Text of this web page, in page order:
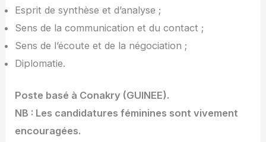
Esprit de synthèse et d’analyse ;
Sens de la communication et du contact ;
Sens de l’écoute et de la négociation ;
Diplomatie.
Poste basé à Conakry (GUINEE).
NB : Les candidatures féminines sont vivement
encouragées.